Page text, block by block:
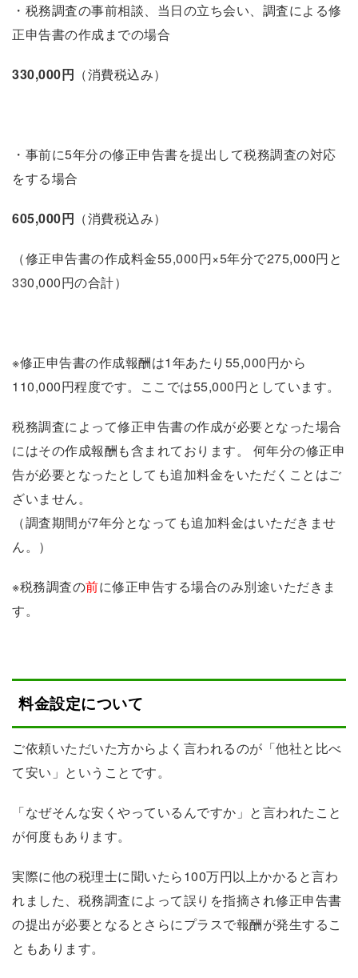
・税務調査の事前相談、当日の立ち会い、調査による修
正申告書の作成までの場合
330,000円 （消費税込み）
・事前に5年分の修正申告書を提出して税務調査の対応
をする場合
605,000円 （消費税込み）
（修正申告書の作成料金55,000円×5年分で275,000円と
330,000円の合計）
※修正申告書の作成報酬は1年あたり55,000円から
110,000円程度です。ここでは55,000円としています。
税務調査によって修正申告書の作成が必要となった場合
にはその作成報酬も含まれております。 何年分の修正申
告が必要となったとしても追加料金をいただくことはご
ざいません。
（調査期間が7年分となっても追加料金はいただきませ
ん。）
※税務調査の前に修正申告する場合のみ別途いただきま
す。
料金設定について
ご依頼いただいた方からよく言われるのが「他社と比べ
て安い」ということです。
「なぜそんな安くやっているんですか」と言われたこと
が何度もあります。
実際に他の税理士に聞いたら100万円以上かかると言わ
れました、税務調査によって誤りを指摘され修正申告書
の提出が必要となるとさらにプラスで報酬が発生するこ
ともあります。